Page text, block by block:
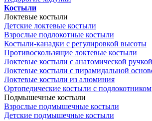
Костыли
Локтевые костыли
Детские локтевые костыли
Взрослые подлокотные костыли
Костыли-канадки с регулировкой высоты
Противоскользящие локтевые костыли
Локтевые костыли с анатомической ручкой
Локтевые костыли с пирамидальной
Локтевые костыли из алюминия
Ортопедические костыли с подлокотником
Подмышечные костыли
Взрослые подмышечные костыли
Детские подмышечные костыли